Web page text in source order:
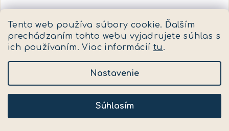
Tento web používa súbory cookie. Ďalším
prechádzaním tohto webu vyjadrujete súhlas s
ich používaním. Viac informácií tu .
Nastavenie
Súhlasím